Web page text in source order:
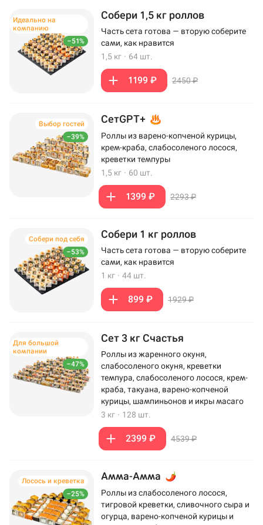
–51%
Идеально на
компанию
Собери 1,5 кг роллов
Часть сета готова — вторую соберите
сами, как нравится
1,5 кг · 64 шт.
1199 ₽ 2450 ₽
–39%
Выбор гостей СетGPT+
Роллы из варено-копченой курицы,
крем-краба, слабосоленого лосося,
креветки темпуры
1,5 кг · 60 шт.
1399 ₽ 2293 ₽
–53%
Собери под себя Собери 1 кг роллов
Часть сета готова — вторую соберите
сами, как нравится
1 кг · 44 шт.
899 ₽ 1929 ₽
–47%
Для большой
компании
Сет 3 кг Счастья
Роллы из жаренного окуня,
слабосоленого окуня, креветки
темпура, слабосоленого лосося, крем-
краба, такуана, варено-копченой
курицы, шампиньонов и икры масаго
3 кг · 128 шт.
2399 ₽ 4539 ₽
–25%
Лосось и креветка Амма-Амма
Роллы из слабосоленого лосося,
тигровой креветки, сливочного сыра и
огурца, варено-копченой курицы и